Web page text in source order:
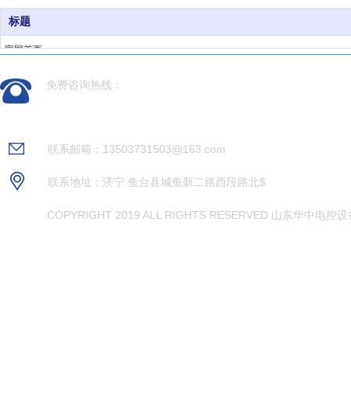
标题
官网首页
常见问题
关于我们
免费咨询热线：
联系邮箱：13503731503@163.com
联系地址：济宁 鱼台县城鱼新二路西段路北$
COPYRIGHT 2019 ALL RIGHTS RESERVED 山东华中电控